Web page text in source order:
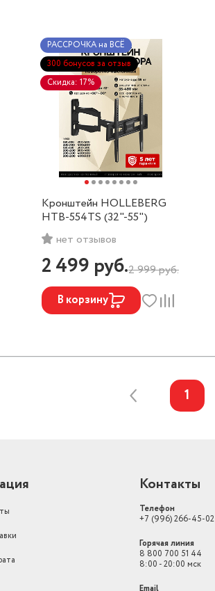
Кронштейн HOLLEBERG
HTB-554TS (32"-55")
нет отзывов
2 499 руб.2 999руб.
В корзину
РАССРОЧКА на ВСЁ
300 бонусов за отзыв
Скидка: 17%
1
Контакты
Телефон
+7 (996) 266-45-02
Горячая линия
8 800 700 51 44
8:00 - 20:00 мск
Email